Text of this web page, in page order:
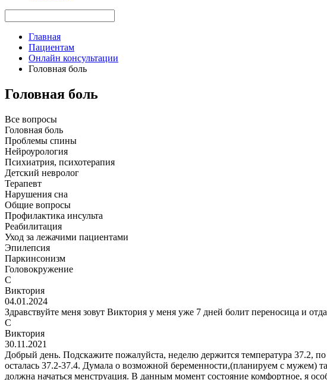
Главная
Пациентам
Онлайн консультации
Головная боль
Головная боль
Все вопросы
Головная боль
Проблемы спины
Нейроурология
Психиатрия, психотерапия
Детский невролог
Терапевт
Нарушения сна
Общие вопросы
Профилактика инсульта
Реабилитация
Уход за лежачими пациентами
Эпилепсия
Паркинсонизм
Головокружение
C
Виктория
04.01.2024
Здравствуйте меня зовут Виктория у меня уже 7 дней болит переносица и
C
Виктория
30.11.2021
Добрый день. Подскажите пожалуйста, неделю держится температура 37.2,
осталась 37.2-37.4. Думала о возможной беременности,(планируем с мужем)
должна начаться менструация. В данным момент состояние комфортное, я